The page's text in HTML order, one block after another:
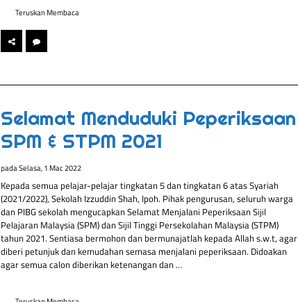
Teruskan Membaca
Selamat Menduduki Peperiksaan
SPM & STPM 2021
padaSelasa, 1 Mac 2022
Kepada semua pelajar-pelajar tingkatan 5 dan tingkatan 6 atas Syariah
(2021/2022), Sekolah Izzuddin Shah, Ipoh. Pihak pengurusan, seluruh warga
dan PIBG sekolah mengucapkan Selamat Menjalani Peperiksaan Sijil
Pelajaran Malaysia (SPM) dan Sijil Tinggi Persekolahan Malaysia (STPM)
tahun 2021. Sentiasa bermohon dan bermunajatlah kepada Allah s.w.t, agar
diberi petunjuk dan kemudahan semasa menjalani peperiksaan. Didoakan
agar semua calon diberikan ketenangan dan …